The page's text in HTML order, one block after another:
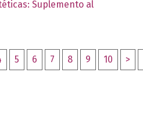
Suplemento al
5 6 7 8 9 10 >